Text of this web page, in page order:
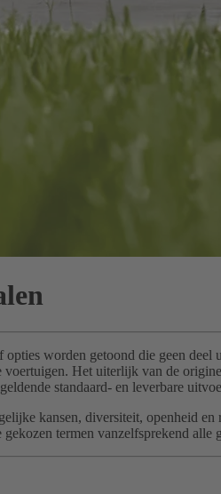
opties worden getoond die geen
Het uiterlijk van de
standaard- en leverbare
kansen, diversiteit, openheid
termen vanzelfsprekend alle